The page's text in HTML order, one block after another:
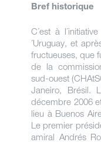
Bref historique
C´est à
´Uruguay, et
fructueuses, que
de la
sud-ouest
Janeiro, Brésil.
décembre 2006
lieu à Buenos
Le premier
amiral Andrés